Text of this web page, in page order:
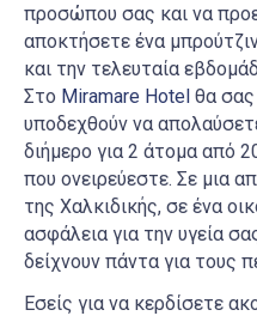
προσώπου σας και να
αποκτήσετε ένα
και την τελευταία
Στο Miramare Hotel θα σας
υποδεχθούν να
διήμερο για 2 άτομα από
που ονειρεύεστε. Σε μια
της Χαλκιδικής, σε ένα
ασφάλεια για την υγεία
δείχνουν πάντα για τους
Εσείς για να κερδίσετε